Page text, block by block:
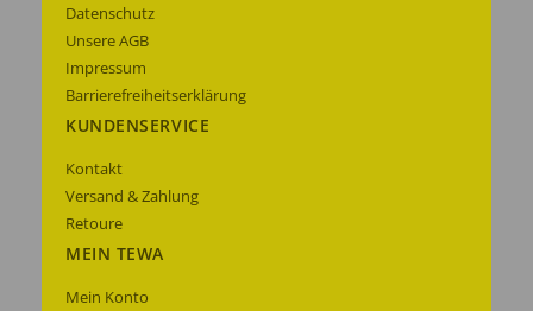
Datenschutz
Unsere AGB
Impressum
Barrierefreiheitserklärung
KUNDENSERVICE
Kontakt
Versand & Zahlung
Retoure
MEIN TEWA
Mein Konto